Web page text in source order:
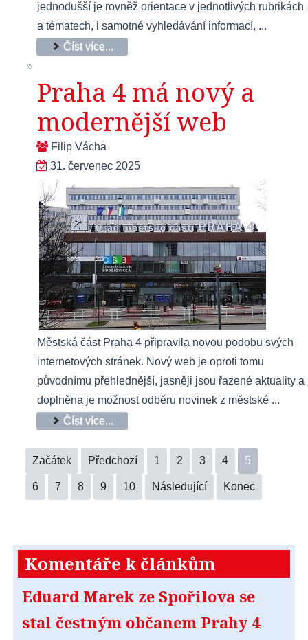
jednodušší je rovněž orientace v jednotlivých rubrikách
a tématech, i samotné vyhledávání informací, ...
Číst více...
Praha 4 má nový a
modernější web
Filip Vácha
31. červenec 2025
Městská část Praha 4 připravila novou podobu svých
internetových stránek. Nový web je oproti tomu
původnímu přehlednější, jasněji jsou řazené aktuality a
doplněna je možnost odběru novinek z městské ...
Číst více...
Začátek Předchozí 1 2 3 4 5
6 7 8 9 10 Následující Konec
Komentáře k článkům
Eduard Marek ze Spořilova se
stal čestným občanem Prahy 4